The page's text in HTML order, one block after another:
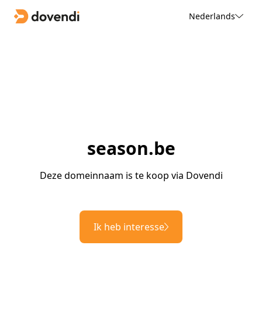
Nederlands
season.be
Deze domeinnaam is te koop via Dovendi
Ik heb interesse